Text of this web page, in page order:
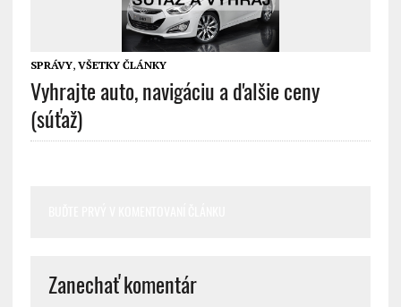
SPRÁVY, VŠETKY ČLÁNKY
Vyhrajte auto, navigáciu a ďalšie ceny
(súťaž)
Zanechať komentár